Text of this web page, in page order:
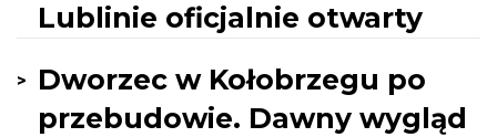
Lublinie oficjalnie otwarty
Dworzec w Kołobrzegu po
przebudowie. Dawny wygląd